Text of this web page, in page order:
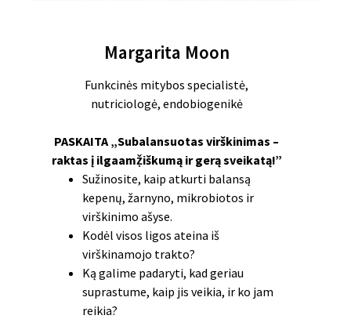
Margarita Moon
Funkcinės mitybos specialistė,
nutriciologė, endobiogenikė
PASKAITA „Subalansuotas virškinimas –
raktas į ilgaamẓ̌iškumą ir gerą sveikatą!”
Sužinosite, kaip atkurti balansą
kepenų, žarnyno, mikrobiotos ir
virškinimo ašyse.
Kodėl visos ligos ateina iš
virškinamojo trakto?
Ką galime padaryti, kad geriau
suprastume, kaip jis veikia, ir ko jam
reikia?